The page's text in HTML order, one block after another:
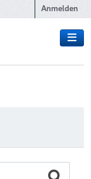
Anmelden